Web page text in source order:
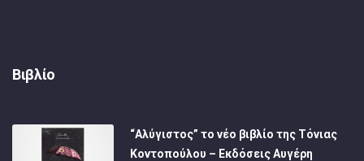
Βιβλίο
“Αλύγιστος” το νέο βιβλίο της Τόνιας
Κοντοπούλου – Εκδόσεις Αυγέρη